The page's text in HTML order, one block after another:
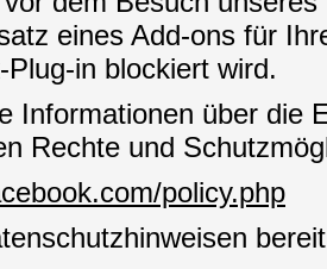
eines Add-ons für
in blockiert wird.
Informationen über die
Rechte und
policy.php